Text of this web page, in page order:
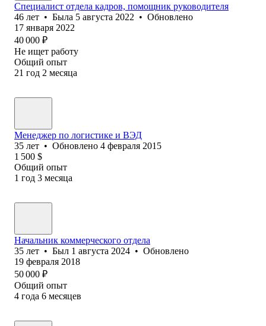
Специалист отдела кадров, помощник руководителя
46 лет • Была 5 августа 2022 • Обновлено
17 января 2022
40 000 ₽
Не ищет работу
Общий опыт
21 год 2 месяца
Менеджер по логистике и ВЭД
35 лет • Обновлено 4 февраля 2015
1 500 $
Общий опыт
1 год 3 месяца
Начальник коммерческого отдела
35 лет • Был 1 августа 2024 • Обновлено
19 февраля 2018
50 000 ₽
Общий опыт
4 года 6 месяцев